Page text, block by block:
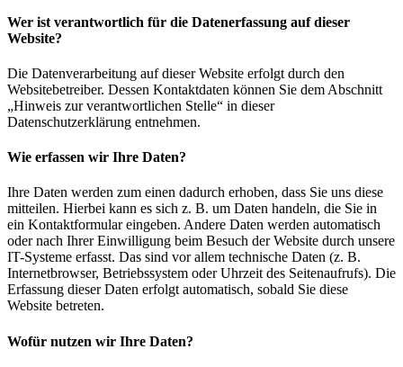
Wer ist verantwortlich für die Datenerfassung auf dieser
Website?
Die Datenverarbeitung auf dieser Website erfolgt durch den
Websitebetreiber. Dessen Kontaktdaten können Sie dem Abschnitt
„Hinweis zur verantwortlichen Stelle“ in dieser
Datenschutzerklärung entnehmen.
Wie erfassen wir Ihre Daten?
Ihre Daten werden zum einen dadurch erhoben, dass Sie uns diese
mitteilen. Hierbei kann es sich z. B. um Daten handeln, die Sie in
ein Kontaktformular eingeben. Andere Daten werden automatisch
oder nach Ihrer Einwilligung beim Besuch der Website durch unsere
IT-Systeme erfasst. Das sind vor allem technische Daten (z. B.
Internetbrowser, Betriebssystem oder Uhrzeit des Seitenaufrufs). Die
Erfassung dieser Daten erfolgt automatisch, sobald Sie diese
Website betreten.
Wofür nutzen wir Ihre Daten?